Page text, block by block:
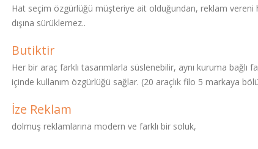
Hat seçim özgürlüğü müşteriye ait olduğundan, reklam vereni
dışına sürüklemez..
Butiktir
Her bir araç farklı tasarımlarla süslenebilir, aynı kuruma bağlı
içinde kullanım özgürlüğü sağlar. (20 araçlık filo 5 markaya
İze Reklam
dolmuş reklamlarına modern ve farklı bir soluk,